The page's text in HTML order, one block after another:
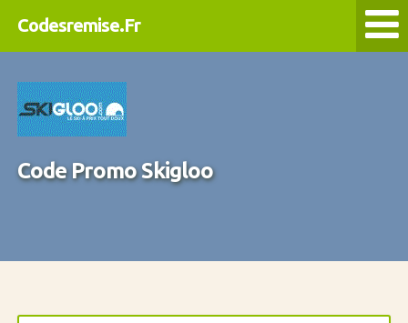
Codesremise.Fr
Code Promo Skigloo